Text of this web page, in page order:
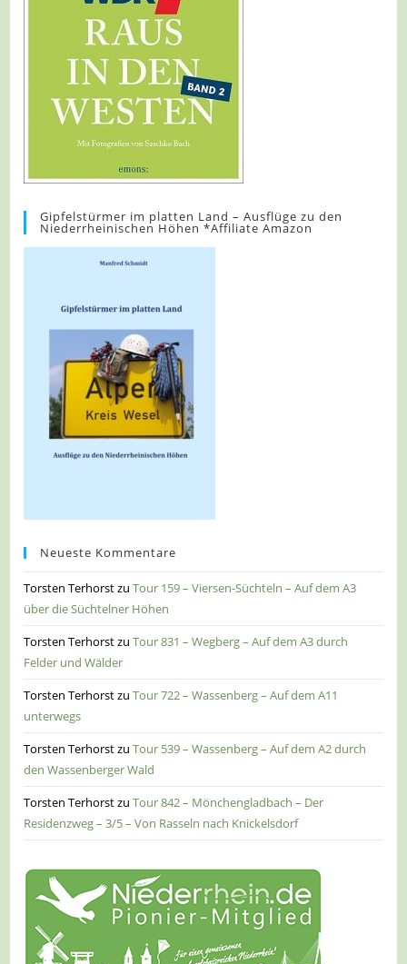
Gipfelstürmer im platten Land – Ausflüge zu den
Niederrheinischen Höhen *Affiliate Amazon
Neueste Kommentare
Torsten TerhorstzuTour 159 – Viersen-Süchteln – Auf dem A3
über die Süchtelner Höhen
Torsten TerhorstzuTour 831 – Wegberg – Auf dem A3 durch
Felder und Wälder
Torsten TerhorstzuTour 722 – Wassenberg – Auf dem A11
unterwegs
Torsten TerhorstzuTour 539 – Wassenberg – Auf dem A2 durch
den Wassenberger Wald
Torsten TerhorstzuTour 842 – Mönchengladbach – Der
Residenzweg – 3/5 – Von Rasseln nach Knickelsdorf